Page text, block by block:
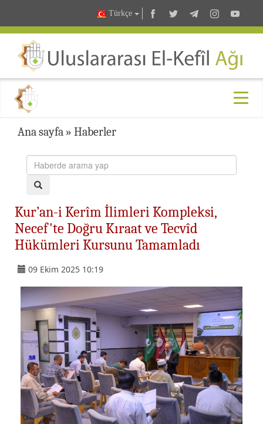
Türkçe
Ana sayfa » Haberler
Kur’an-i Kerîm İlimleri Kompleksi,
Necef'te Doğru Kıraat ve Tecvîd
Hükümleri Kursunu Tamamladı
09 Ekim 2025 10:19